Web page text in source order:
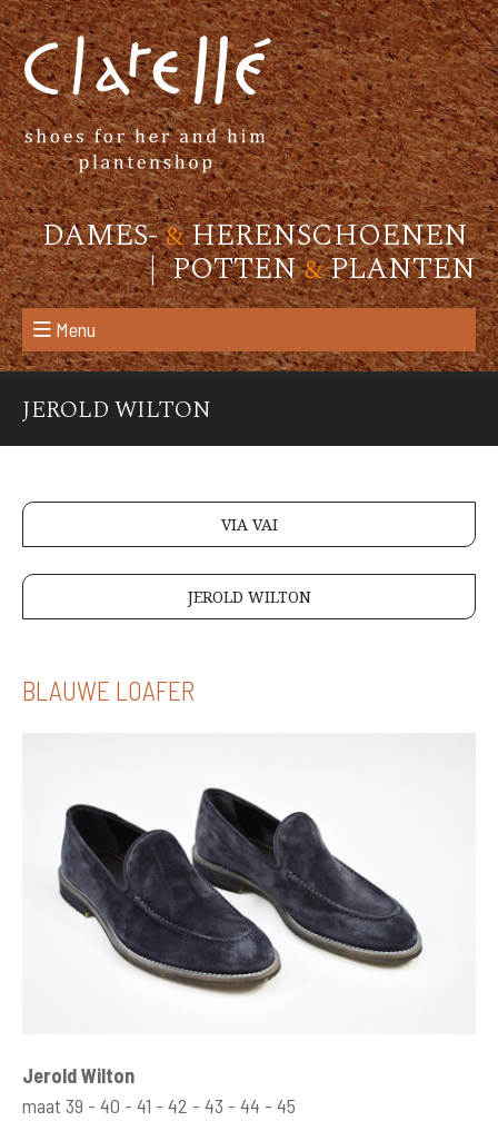
DAMES-&HERENSCHOENEN
| POTTEN&PLANTEN
Menu
JEROLD WILTON
VIA VAI
JEROLD WILTON
BLAUWE LOAFER
Jerold Wilton
maat 39 - 40 - 41 - 42 - 43 - 44 - 45